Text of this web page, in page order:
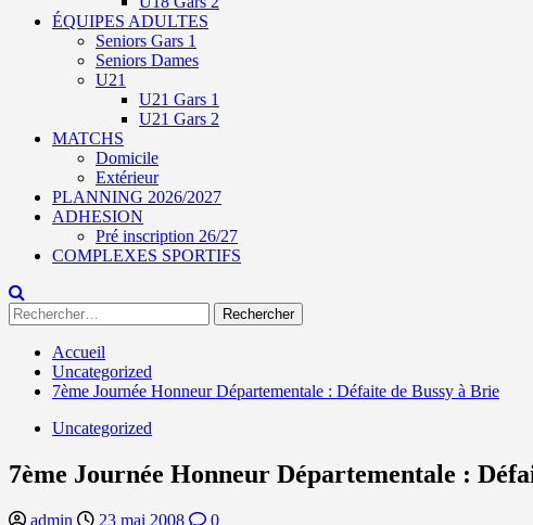
ÉQUIPES ADULTES
Seniors Gars 1
Seniors Dames
U21
U21 Gars 1
U21 Gars 2
MATCHS
Domicile
Extérieur
PLANNING 2026/2027
ADHESION
Pré inscription 26/27
COMPLEXES SPORTIFS
Rechercher :
Accueil
Uncategorized
7ème Journée Honneur Départementale : Défaite de Bussy à Brie
Uncategorized
7ème Journée Honneur Départementale :
admin 23 mai 2008 0